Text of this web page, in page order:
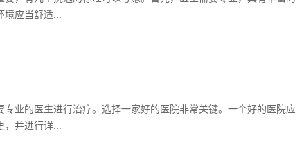
应当舒适...
业的医生进行治疗。选择一家好的医院非常关键。一个好的医院
并进行详...